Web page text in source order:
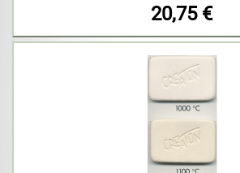
20,75 €